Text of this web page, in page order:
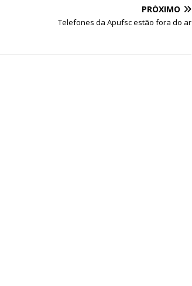
PRÓXIMO
Telefones da Apufsc estão fora do ar